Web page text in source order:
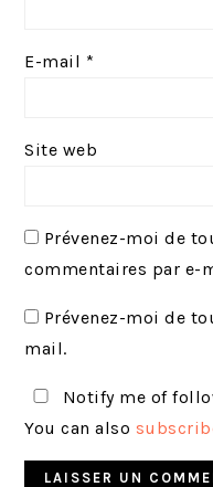
E-mail *
Site web
Prévenez-moi de
commentaires par e-
Prévenez-moi de
mail.
Notify me of
You can also